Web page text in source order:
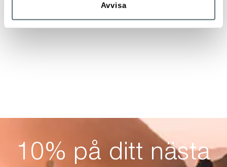
Avvisa
10% på ditt nästa